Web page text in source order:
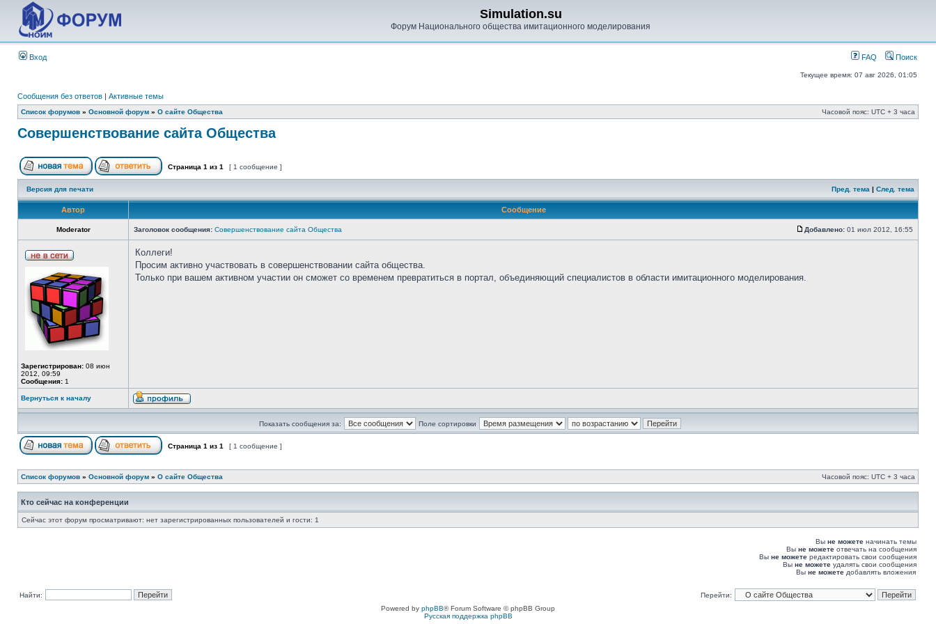
Simulation.su
Форум Национального общества имитационного моделирования
Вход FAQ Поиск
Текущее время: 07 авг 2026, 01:05
Сообщения без ответов | Активные темы
Список форумов » Основной форум » О сайте Общества Часовой пояс: UTC + 3 часа
Совершенствование сайта Общества
Страница 1 из 1 [ 1 сообщение ]
Версия для печати Пред. тема | След. тема
Автор Сообщение
Moderator Заголовок сообщения: Совершенствование сайта Общества Добавлено: 01 июл 2012, 16:55
Зарегистрирован: 08 июн
2012, 09:59
Сообщения: 1
Коллеги!
Просим активно участвовать в совершенствовании сайта общества.
Только при вашем активном участии он сможет со временем превратиться в портал, объединяющий специалистов в области имитационного моделирования.
Вернуться к началу
Показать сообщения за: Поле сортировки
Страница 1 из 1 [ 1 сообщение ]
Список форумов » Основной форум » О сайте Общества Часовой пояс: UTC + 3 часа
Кто сейчас на конференции
Сейчас этот форум просматривают: нет зарегистрированных пользователей и гости: 1
Вы не можете начинать темы
Вы не можете отвечать на сообщения
Вы не можете редактировать свои сообщения
Вы не можете удалять свои сообщения
Вы не можете добавлять вложения
Найти:
Перейти:
Powered by phpBB® Forum Software © phpBB Group
Русская поддержка phpBB